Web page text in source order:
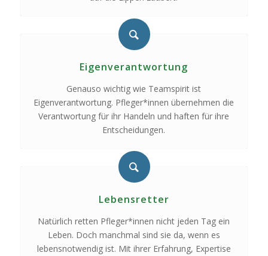
Eigenverantwortung
Genauso wichtig wie Teamspirit ist
Eigenverantwortung. Pfleger*innen übernehmen die
Verantwortung für ihr Handeln und haften für ihre
Entscheidungen.
Lebensretter
Natürlich retten Pfleger*innen nicht jeden Tag ein
Leben. Doch manchmal sind sie da, wenn es
lebensnotwendig ist. Mit ihrer Erfahrung, Expertise